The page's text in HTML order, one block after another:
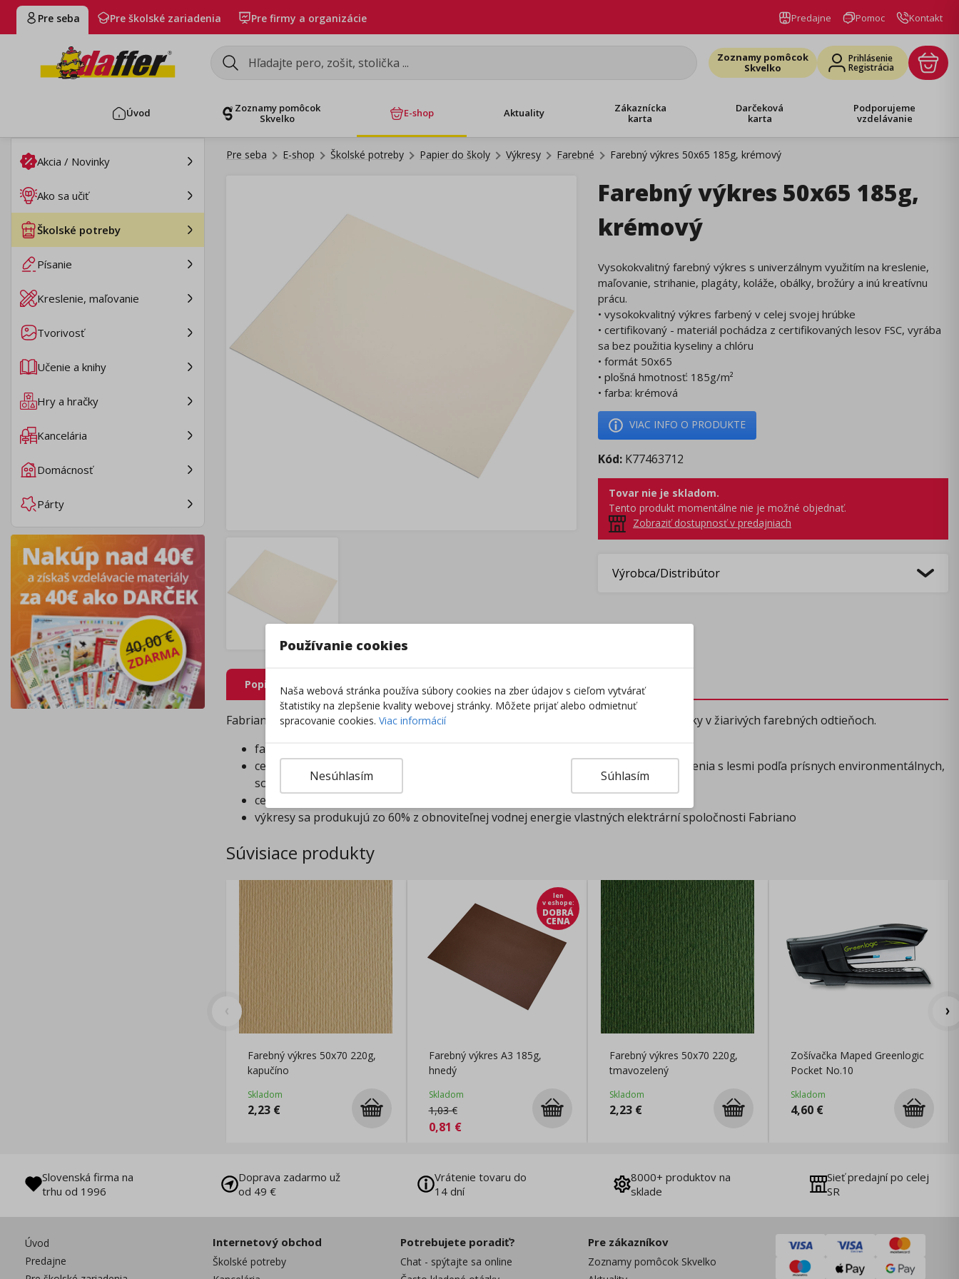
Pre seba Pre školské zariadenia Pre firmy a organizácie Predajne Pomoc Kontakt
Zoznamy pomôcok
Skvelko
Prihlásenie
Registrácia
Úvod
Zoznamy pomôcok
Skvelko
E-shop Aktuality
Zákaznícka
karta
Darčeková
karta
Podporujeme
vzdelávanie
Akcia / Novinky
Ako sa učiť
Školské potreby
Písanie
Kreslenie, maľovanie
Tvorivosť
Učenie a knihy
Hry a hračky
Kancelária
Domácnosť
Párty
Pre seba E-shop Školské potreby Papier do školy Výkresy Farebné Farebný výkres 50x65 185g, krémový
Farebný výkres 50x65 185g,
krémový
Vysokokvalitný farebný výkres s univerzálnym využitím na kreslenie,
maľovanie, strihanie, plagáty, koláže, obálky, brožúry a inú kreatívnu
prácu.
• vysokokvalitný výkres farbený v celej svojej hrúbke
• certifikovaný - materiál pochádza z certifikovaných lesov FSC, vyrába
sa bez použitia kyseliny a chlóru
• formát 50x65
• plošná hmotnosť: 185g/m²
• farba: krémová
VIAC INFO O PRODUKTE
Kód: K77463712
Tovar nie je skladom.
Tento produkt momentálne nie je možné objednať.
Zobraziť dostupnosť v predajniach
Výrobca/Distribútor
Popis produktu
Fabriano Colore predstavuje radu vysokokvalitných farebných výkresov talianskej značky v žiarivých farebných odtieňoch.
farbené v celej svojej hrúbke - trvácne farby aj pri rezaní a inej manipulácii
celulóza, ktorá pochádza z lesov certifikovaných FSC - jedná sa o systém hospodárenia s lesmi podľa prísnych environmentálnych,
sociálnych a ekonomických noriem
celulóza je spracovaná bez použitia kyselín a chlóru
výkresy sa produkujú zo 60% z obnoviteľnej vodnej energie vlastných elektrární spoločnosti Fabriano
Súvisiace produkty
Farebný výkres 50x70 220g,
kapučíno
Skladom
2,23 €
len
v eshope:
DOBRÁ
CENA
Farebný výkres A3 185g,
hnedý
Skladom
1,03€
0,81 €
Farebný výkres 50x70 220g,
tmavozelený
Skladom
2,23 €
Zošívačka Maped Greenlogic
Pocket No.10
Skladom
4,60€
Slovenská firma na
trhu od 1996
Doprava zadarmo už
od 49 €
Vrátenie tovaru do
14 dní
8000+ produktov na
sklade
Sieť predajní po celej
SR
Úvod
Predajne
Internetový obchod
Školské potreby
Potrebujete poradiť?
Chat - spýtajte sa online
Pre zákazníkov
Zoznamy pomôcok Skvelko
Používanie cookies
Naša webová stránka používa súbory cookies na zber údajov s cieľom vytvárať
štatistiky na zlepšenie kvality webovej stránky. Môžete prijať alebo odmietnuť
spracovanie cookies. Viac informácií
Súhlasím
Nesúhlasím